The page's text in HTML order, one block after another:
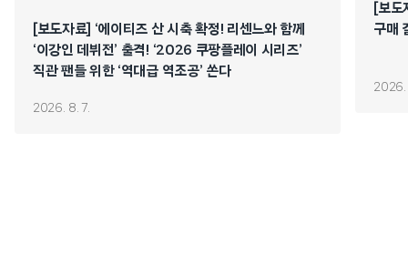
[보도자료] ‘에이티즈 산 시축 확정! 리센느와 함께
‘이강인 데뷔전’ 출격! ‘2026 쿠팡플레이 시리즈’
직관 팬들 위한 ‘역대급 역조공’ 쏜다
2026. 8. 7.
[보
구매
2026.